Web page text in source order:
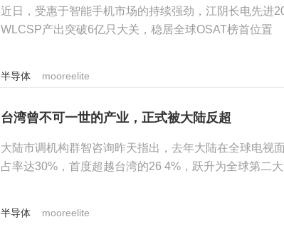
近日，受惠于智能手机市场的持续强劲，江阴长电先进
WLCSP产出突破6亿只大关，稳居全球OSAT榜首位置
半导体 mooreelite
台湾曾不可一世的产业，正式被大陆反超
大陆市调机构群智咨询昨天指出，去年大陆在全球电视
占率达30%，首度超越台湾的26 4%，跃升为全球第二大
半导体 mooreelite